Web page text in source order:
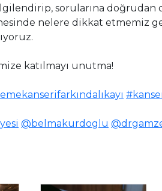
sorularına doğrudan
nelere dikkat etmemiz
katılmayı unutma!
@belmakurdoglu